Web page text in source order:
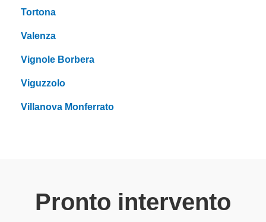
Tortona
Valenza
Vignole Borbera
Viguzzolo
Villanova Monferrato
Pronto intervento